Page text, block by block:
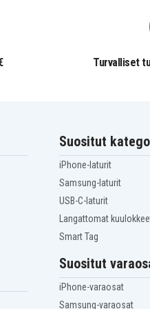
Turvalliset
Suositut
iPhone-laturit
Samsung-laturit
USB-C-laturit
Langattomat
Smart Tag
Suositut
iPhone-varaosat
Samsung-varaosat